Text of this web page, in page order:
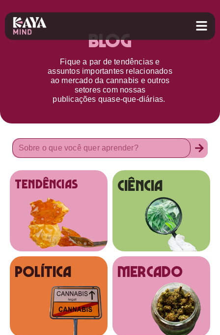
Blog
Fique a par detendências e
assuntos importantes relacionados
ao mercado da cannabis e outros
setorescom nossas
publicações quase-que-diárias.
tendências Ciência
Política MERCADO